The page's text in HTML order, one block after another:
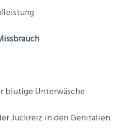
blutige Unterwäsche
Juckreiz in den Genitalien